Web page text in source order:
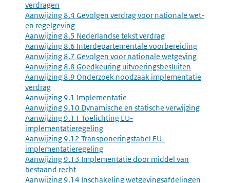
verdragen
Aanwijzing 8.4 Gevolgen verdrag voor nationale wet-
en regelgeving
Aanwijzing 8.5 Nederlandse tekst verdrag
Aanwijzing 8.6 Interdepartementale voorbereiding
Aanwijzing 8.7 Gevolgen voor nationale wetgeving
Aanwijzing 8.8 Goedkeuring uitvoeringsbesluiten
Aanwijzing 8.9 Onderzoek noodzaak implementatie
verdrag
Aanwijzing 9.1 Implementatie
Aanwijzing 9.10 Dynamische en statische verwijzing
Aanwijzing 9.11 Toelichting EU-
implementatieregeling
Aanwijzing 9.12 Transponeringstabel EU-
implementatieregeling
Aanwijzing 9.13 Implementatie door middel van
bestaand recht
Aanwijzing 9.14 Inschakeling wetgevingsafdelingen